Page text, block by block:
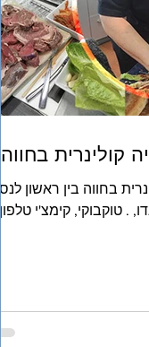
קולינרית בחווה
בחווה בין ראשון לנס
. טוקבוקי, קימצ'י טלפון